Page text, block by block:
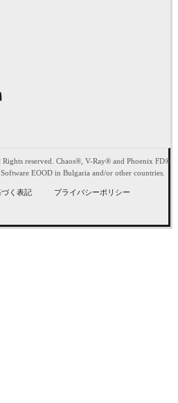
reserved. Chaos®, V-Ray® and Phoenix FD®
EOOD in Bulgaria and/or other countries.
く表記
プライバシーポリシー